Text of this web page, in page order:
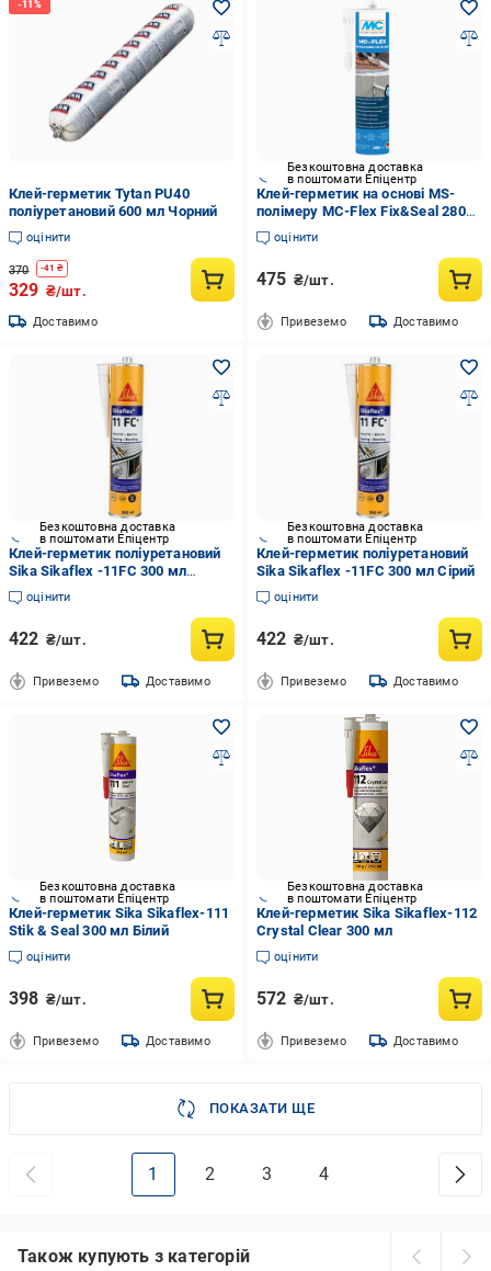
Клей-герметик Tytan PU40
поліуретановий 600 мл Чорний
оцінити
370 -41 ₴
329 ₴/шт.
Доставимо
Безкоштовна доставка
в поштомати Епіцентр
Клей-герметик на основі MS-
полімеру MC-Flex Fix&Seal 280
мл
оцінити
475 ₴/шт.
Привеземо Доставимо
Безкоштовна доставка
в поштомати Епіцентр
Клей-герметик поліуретановий
Sika Sikaflex -11FC 300 мл
Коричневий
оцінити
422 ₴/шт.
Привеземо Доставимо
Безкоштовна доставка
в поштомати Епіцентр
Клей-герметик поліуретановий
Sika Sikaflex -11FC 300 мл Сірий
оцінити
422 ₴/шт.
Привеземо Доставимо
Безкоштовна доставка
в поштомати Епіцентр
Клей-герметик Sika Sikaflex-111
Stik & Seal 300 мл Білий
оцінити
398 ₴/шт.
Привеземо Доставимо
Безкоштовна доставка
в поштомати Епіцентр
Клей-герметик Sika Sikaflex-112
Crystal Clear 300 мл
оцінити
572 ₴/шт.
Привеземо Доставимо
ПОКАЗАТИ ЩЕ
1 2 3 4
Також купують з категорій